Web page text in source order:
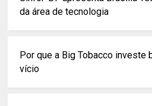
da área de tecnologia
Por que a Big Tobacco investe
vício